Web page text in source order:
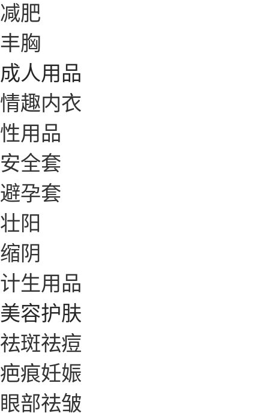
减肥
丰胸
成人用品
情趣内衣
性用品
安全套
避孕套
壮阳
缩阴
计生用品
美容护肤
祛斑祛痘
疤痕妊娠
眼部祛皱